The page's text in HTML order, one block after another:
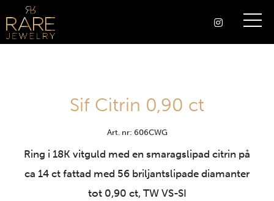
Sif Citrin 0,90 ct
Art. nr: 606CWG
Ring i 18K vitguld med en smaragslipad citrin på
ca 14 ct fattad med 56 briljantslipade diamanter
tot 0,90 ct, TW VS-SI